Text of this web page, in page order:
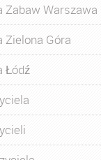
Zabaw Warszawa
Góra
Łódź